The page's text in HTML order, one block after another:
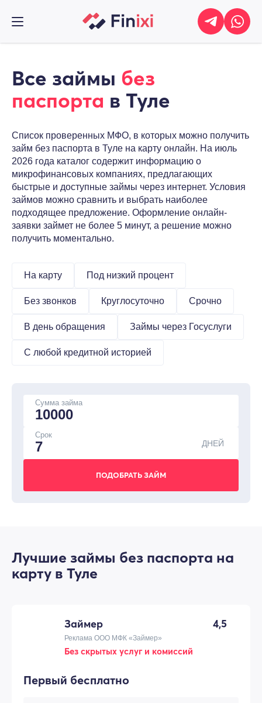
Все займы без
паспорта в Туле
Список проверенных МФО, в которых можно получить
займ без паспорта в Туле на карту онлайн. На июль
2026 года каталог содержит информацию о
микрофинансовых компаниях, предлагающих
быстрые и доступные займы через интернет. Условия
займов можно сравнить и выбрать наиболее
подходящее предложение. Оформление онлайн-
заявки займет не более 5 минут, а решение можно
получить моментально.
На карту Под низкий процент
Без звонков Круглосуточно Срочно
В день обращения Займы через Госуслуги
С любой кредитной историей
Сумма займа
Срок
ДНЕЙ
Лучшие займы без паспорта на
карту в Туле
Займер 4,5
Реклама ООО МФК «Займер»
Без скрытых услуг и комиссий
Первый бесплатно